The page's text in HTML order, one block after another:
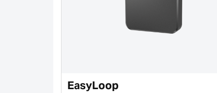
EasyLoop